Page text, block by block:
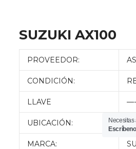
SUZUKI AX100
PROVEEDOR:
CONDICIÓN:
LLAVE —-
UBICACIÓN:
MARCA: